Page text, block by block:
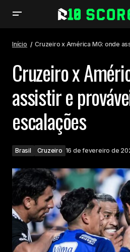
Início Cruzeiro x América MG: onde
Cruzeiro x
assistir e
escalações
Brasil Cruzeiro 16 de fevereiro de